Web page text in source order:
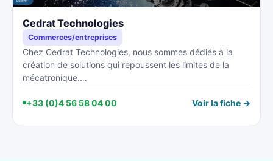
Cedrat Technologies
Commerces/entreprises
Chez Cedrat Technologies, nous sommes dédiés à la
création de solutions qui repoussent les limites de la
mécatronique.…
+33 (0)4 56 58 04 00 Voir la fiche →